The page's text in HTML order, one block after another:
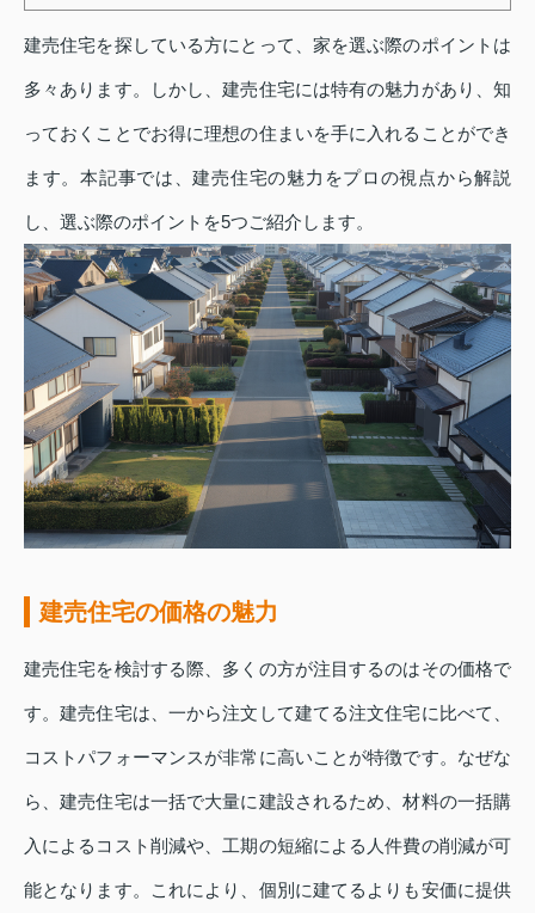
建売住宅を探している方にとって、家を選ぶ際のポイントは
多々あります。しかし、建売住宅には特有の魅力があり、知
っておくことでお得に理想の住まいを手に入れることができ
ます。本記事では、建売住宅の魅力をプロの視点から解説
し、選ぶ際のポイントを5つご紹介します。
建売住宅の価格の魅力
建売住宅を検討する際、多くの方が注目するのはその価格で
す。建売住宅は、一から注文して建てる注文住宅に比べて、
コストパフォーマンスが非常に高いことが特徴です。なぜな
ら、建売住宅は一括で大量に建設されるため、材料の一括購
入によるコスト削減や、工期の短縮による人件費の削減が可
能となります。これにより、個別に建てるよりも安価に提供